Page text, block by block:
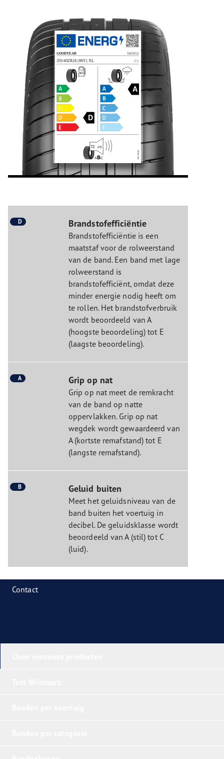
D Brandstofefficiëntie
Brandstofefficiëntie is een
maatstaf voor de rolweerstand
van de band. Een band met lage
rolweerstand is
brandstofefficiënt, omdat deze
minder energie nodig heeft om
te rollen. Het brandstofverbruik
wordt beoordeeld van A
(hoogste beoordeling) tot E
(laagste beoordeling).
A Grip op nat
Grip op nat meet de remkracht
van de band op natte
oppervlakken. Grip op nat
wegdek wordt gewaardeerd van
A (kortste remafstand) tot E
(langste remafstand).
B Geluid buiten
Meet het geluidsniveau van de
band buiten het voertuig in
decibel. De geluidsklasse wordt
beoordeeld van A (stil) tot C
(luid).
Contact